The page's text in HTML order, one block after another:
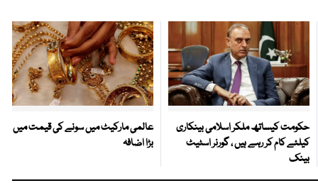
حکومت کیساتھ ملکر اسلامی بینکاری
کیلئے کام کر رہے ہیں ، گورنر اسٹیٹ
بینک
عالمی مارکیٹ میں سونے کی قیمت میں
بڑا اضافہ